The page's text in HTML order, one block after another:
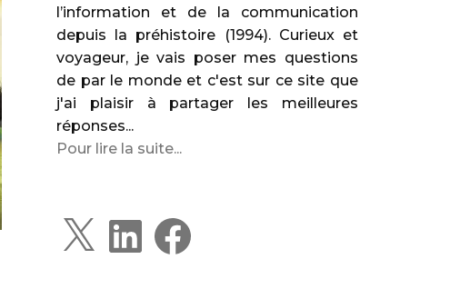
l’information et de la communication
depuis la préhistoire (1994). Curieux et
voyageur, je vais poser mes questions
de par le monde et c'est sur ce site que
j'ai plaisir à partager les meilleures
réponses...
Pour lire la suite...
X
L
n
F
a
c